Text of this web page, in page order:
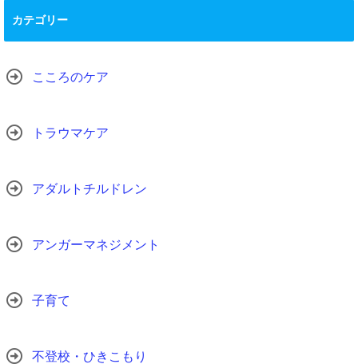
カテゴリー
こころのケア
トラウマケア
アダルトチルドレン
アンガーマネジメント
子育て
不登校・ひきこもり